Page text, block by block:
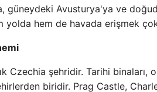
güneydeki Avusturya'ya ve
yolda hem de havada erişmek
Czechia şehridir. Tarihi
biridir. Prag Castle,